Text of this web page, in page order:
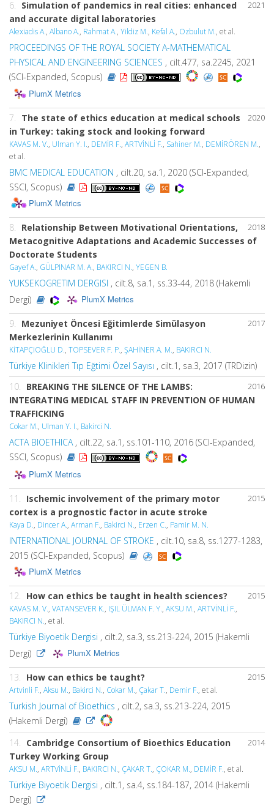
2021
6.
Simulation of pandemics in real cities: enhanced
and accurate digital laboratories
Alexiadis A., Albano A., Rahmat A., Yildiz M., Kefal A., Ozbulut M., et al.
PROCEEDINGS OF THE ROYAL SOCIETY A-MATHEMATICAL
PHYSICAL AND ENGINEERING SCIENCES , cilt.477, sa.2245, 2021
(SCI-Expanded, Scopus)
PlumX Metrics
2020
7. The state of ethics education at medical schools
in Turkey: taking stock and looking forward
KAVAS M. V., Ulman Y. I., DEMİR F., ARTVİNLİ F., Sahiner M., DEMİRÖREN M.,
et al.
BMC MEDICAL EDUCATION , cilt.20, sa.1, 2020 (SCI-Expanded,
SSCI, Scopus)
PlumX Metrics
2018
8. Relationship Between Motivational Orientations,
Metacognitive Adaptations and Academic Successes of
Doctorate Students
Gayef A., GÜLPINAR M. A., BAKIRCI N., YEGEN B.
YUKSEKOGRETIM DERGISI , cilt.8, sa.1, ss.33-44, 2018 (Hakemli
Dergi)
PlumX Metrics
2017
9. Mezuniyet Öncesi Eğitimlerde Simülasyon
Merkezlerinin Kullanımı
KİTAPÇIOĞLU D., TOPSEVER F. P., ŞAHİNER A. M., BAKIRCI N.
Türkiye Klinikleri Tıp Eğtimi Özel Sayısı , cilt.1, sa.3, 2017 (TRDizin)
2016
10. BREAKING THE SILENCE OF THE LAMBS:
INTEGRATING MEDICAL STAFF IN PREVENTION OF HUMAN
TRAFFICKING
Cokar M., Ulman Y. I., Bakirci N.
ACTA BIOETHICA, cilt.22, sa.1, ss.101-110, 2016 (SCI-Expanded,
SSCI, Scopus)
PlumX Metrics
2015
11. Ischemic involvement of the primary motor
cortex is a prognostic factor in acute stroke
Kaya D., Dincer A., Arman F., Bakirci N., Erzen C., Pamir M. N.
INTERNATIONAL JOURNAL OF STROKE , cilt.10, sa.8, ss.1277-1283,
2015 (SCI-Expanded, Scopus)
PlumX Metrics
2015
12. How can ethics be taught in health sciences?
KAVAS M. V., VATANSEVER K., IŞIL ÜLMAN F. Y., AKSU M., ARTVİNLİ F.,
BAKIRCI N., et al.
Türkiye Biyoetik Dergisi , cilt.2, sa.3, ss.213-224, 2015 (Hakemli
Dergi)
PlumX Metrics
2015
13. How can ethics be taught?
Artvinli F., Aksu M., Bakirci N., Cokar M., Çakar T., Demir F., et al.
Turkish Journal of Bioethics , cilt.2, sa.3, ss.213-224, 2015
(Hakemli Dergi)
2014
14.
Cambridge Consortium of Bioethics Education
Turkey Working Group
AKSU M., ARTVİNLİ F., BAKIRCI N., ÇAKAR T., ÇOKAR M., DEMİR F., et al.
Türkiye Biyoetik Dergisi , cilt.1, sa.4, ss.184-187, 2014 (Hakemli
Dergi)